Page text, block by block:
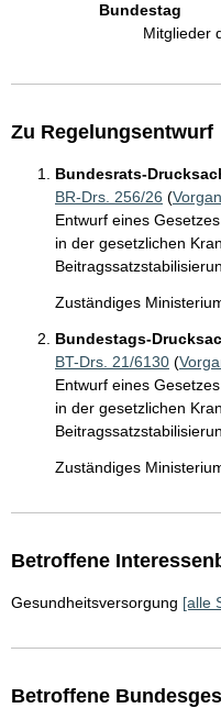
Bundestag
Mitglieder
Zu Regelungsentwurf
Bundesrats-
BR-Drs. 256/26 (
Entwurf eines
in der gesetzlichen
Zuständiges
Bundestags-
BT-Drs. 21/6130 (
Entwurf eines
in der gesetzlichen
Zuständiges
Betroffene
Gesundheitsversorgung [alle
Betroffene